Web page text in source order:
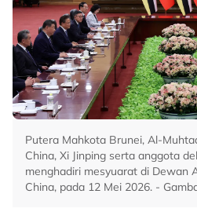
Putera Mahkota Brunei, Al-
China, Xi Jinping serta anggota
menghadiri mesyuarat di Dewan
China, pada 12 Mei 2026. -